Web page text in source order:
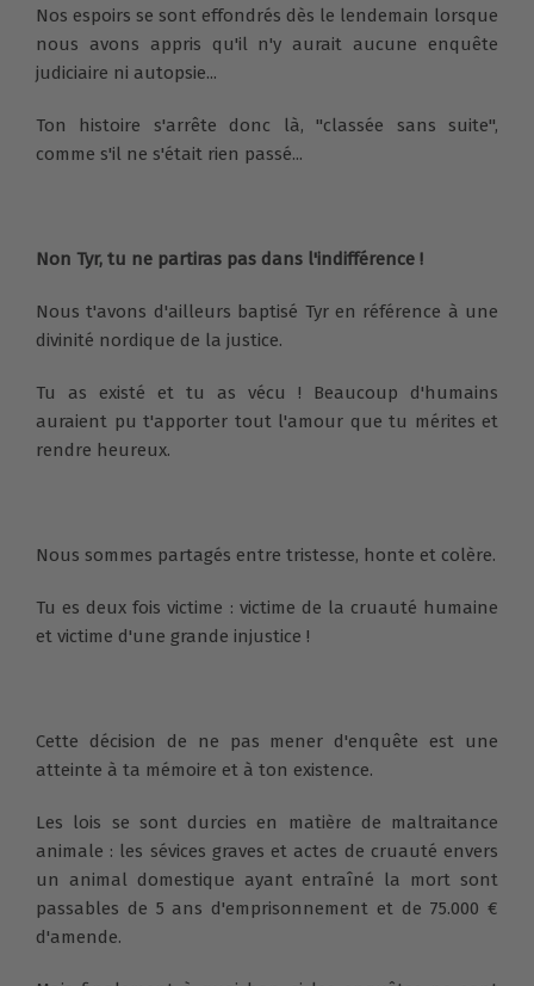
Nos espoirs se sont effondrés dès le lendemain lorsque
nous avons appris qu'il n'y aurait aucune enquête
judiciaire ni autopsie...
Ton histoire s'arrête donc là, "classée sans suite",
comme s'il ne s'était rien passé...
Non Tyr, tu ne partiras pas dans l'indifférence !
Nous t'avons d'ailleurs baptisé Tyr en référence à une
divinité nordique de la justice.
Tu as existé et tu as vécu ! Beaucoup d'humains
auraient pu t'apporter tout l'amour que tu mérites et
rendre heureux.
Nous sommes partagés entre tristesse, honte et colère.
Tu es deux fois victime : victime de la cruauté humaine
et victime d'une grande injustice !
Cette décision de ne pas mener d'enquête est une
atteinte à ta mémoire et à ton existence.
Les lois se sont durcies en matière de maltraitance
animale : les sévices graves et actes de cruauté envers
un animal domestique ayant entraîné la mort sont
passables de 5 ans d'emprisonnement et de 75.000 €
d'amende.